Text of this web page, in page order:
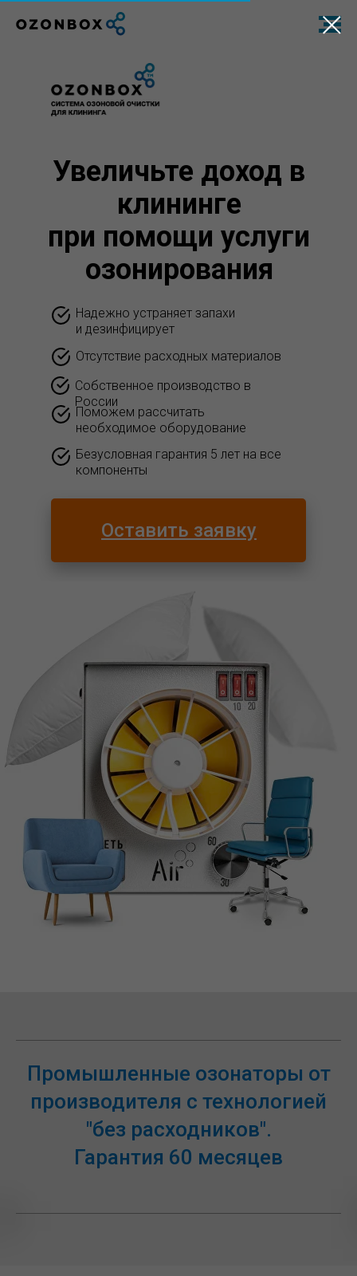
Оставить заявку
Надежно устраняет запахи
и дезинфицирует
Отсутствие расходных материалов
Собственное производство в
России
Безусловная гарантия 5 лет на все
компоненты
Поможем рассчитать
необходимое оборудование
Увеличьте доход в
клининге
при помощи услуги
озонирования
Промышленные озонаторы от
производителя с технологией
"без расходников".
Гарантия 60 месяцев